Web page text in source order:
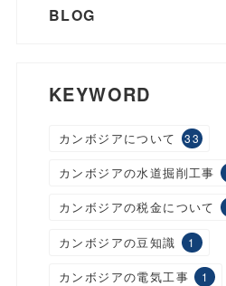
BLOG
KEYWORD
カンボジアについて 33
カンボジアの水道掘削工事
カンボジアの税金について
カンボジアの豆知識 1
カンボジアの電気工事 1